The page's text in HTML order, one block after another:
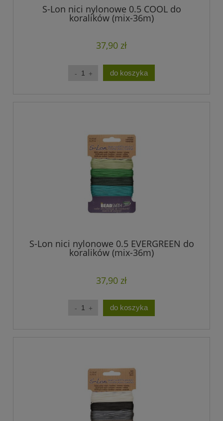
S-Lon nici nylonowe 0.5 COOL do
koralików (mix-36m)
37,90 zł
do koszyka
S-Lon nici nylonowe 0.5 EVERGREEN do
koralików (mix-36m)
37,90 zł
do koszyka